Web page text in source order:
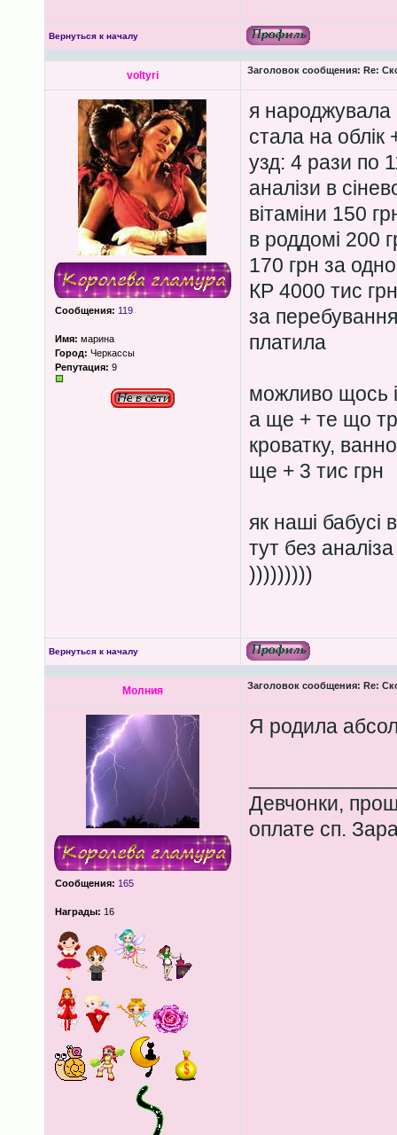
Вернуться к началу
voltyri Заголовок сообщения: Re:
Сообщения: 119
Имя: марина
Город: Черкассы
Репутация: 9
я народжувала
стала на облік
узд: 4 рази по
аналізи в
вітаміни 150
в роддомі 200
170 грн за
КР 4000 тис грн
за
платила
можливо щось
а ще + те що
кроватку,
ще + 3 тис грн
як наші бабусі
тут без
)))))))))
Вернуться к началу
Молния Заголовок сообщения: Re:
Сообщения: 165
Награды: 16
Я родила
Девчонки,
оплате сп.